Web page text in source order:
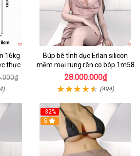
16kg
thực
Búp bê tình dục Erlan silicon
mềm mại rung rên co bóp 1m58
28.000.000₫
(494)
-32%
5